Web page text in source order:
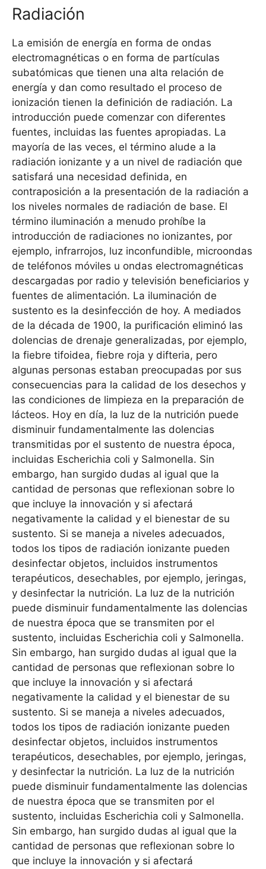
Radiación
La emisión de energía en forma de ondas
electromagnéticas o en forma de partículas
subatómicas que tienen una alta relación de
energía y dan como resultado el proceso de
ionización tienen la definición de radiación. La
introducción puede comenzar con diferentes
fuentes, incluidas las fuentes apropiadas. La
mayoría de las veces, el término alude a la
radiación ionizante y a un nivel de radiación que
satisfará una necesidad definida, en
contraposición a la presentación de la radiación a
los niveles normales de radiación de base. El
término iluminación a menudo prohíbe la
introducción de radiaciones no ionizantes, por
ejemplo, infrarrojos, luz inconfundible, microondas
de teléfonos móviles u ondas electromagnéticas
descargadas por radio y televisión beneficiarios y
fuentes de alimentación. La iluminación de
sustento es la desinfección de hoy. A mediados
de la década de 1900, la purificación eliminó las
dolencias de drenaje generalizadas, por ejemplo,
la fiebre tifoidea, fiebre roja y difteria, pero
algunas personas estaban preocupadas por sus
consecuencias para la calidad de los desechos y
las condiciones de limpieza en la preparación de
lácteos. Hoy en día, la luz de la nutrición puede
disminuir fundamentalmente las dolencias
transmitidas por el sustento de nuestra época,
incluidas Escherichia coli y Salmonella. Sin
embargo, han surgido dudas al igual que la
cantidad de personas que reflexionan sobre lo
que incluye la innovación y si afectará
negativamente la calidad y el bienestar de su
sustento. Si se maneja a niveles adecuados,
todos los tipos de radiación ionizante pueden
desinfectar objetos, incluidos instrumentos
terapéuticos, desechables, por ejemplo, jeringas,
y desinfectar la nutrición. La luz de la nutrición
puede disminuir fundamentalmente las dolencias
de nuestra época que se transmiten por el
sustento, incluidas Escherichia coli y Salmonella.
Sin embargo, han surgido dudas al igual que la
cantidad de personas que reflexionan sobre lo
que incluye la innovación y si afectará
negativamente la calidad y el bienestar de su
sustento. Si se maneja a niveles adecuados,
todos los tipos de radiación ionizante pueden
desinfectar objetos, incluidos instrumentos
terapéuticos, desechables, por ejemplo, jeringas,
y desinfectar la nutrición. La luz de la nutrición
puede disminuir fundamentalmente las dolencias
de nuestra época que se transmiten por el
sustento, incluidas Escherichia coli y Salmonella.
Sin embargo, han surgido dudas al igual que la
cantidad de personas que reflexionan sobre lo
que incluye la innovación y si afectará